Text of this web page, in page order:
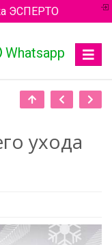
ЭСПЕРТО
Toggle
Whatsapp
ухода